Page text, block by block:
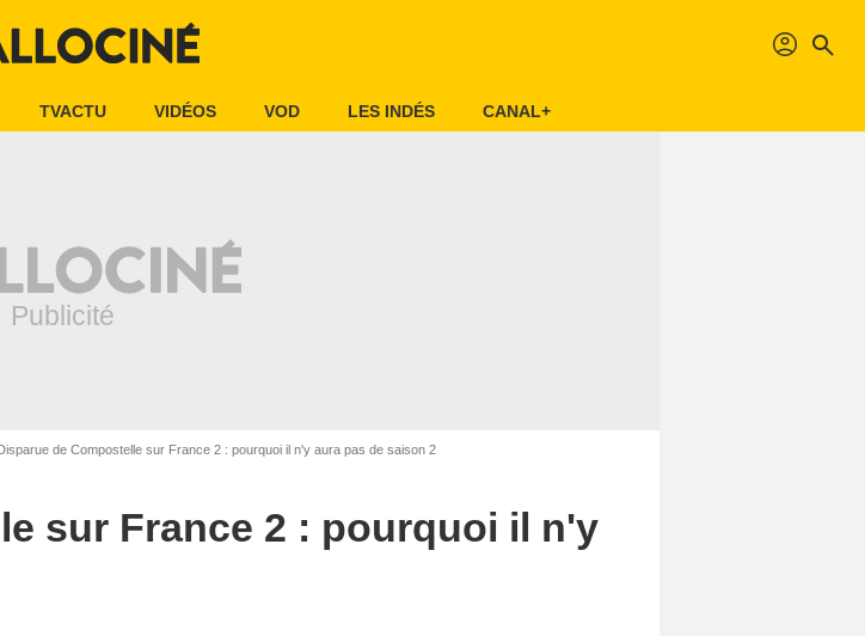
profil search
TVACTU VIDÉOS VOD LES INDÉS CANAL+
de Compostelle sur France 2 : pourquoi il n'y aura pas de saison 2
sur France 2 : pourquoi il n'y